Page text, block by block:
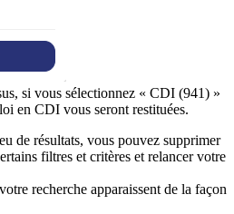
si vous sélectionnez « CDI (941) »
en CDI vous seront restituées.
de résultats, vous pouvez supprimer
filtres et critères et relancer votre
recherche apparaissent de la façon